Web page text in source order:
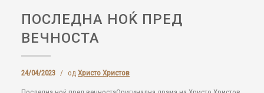
ПОСЛЕДНА НОЌ ПРЕД
ВЕЧНОСТА
24/04/2023 / од Христо Христов